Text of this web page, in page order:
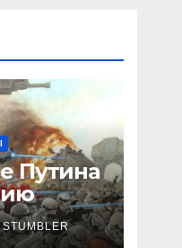
Путина
STUMBLER